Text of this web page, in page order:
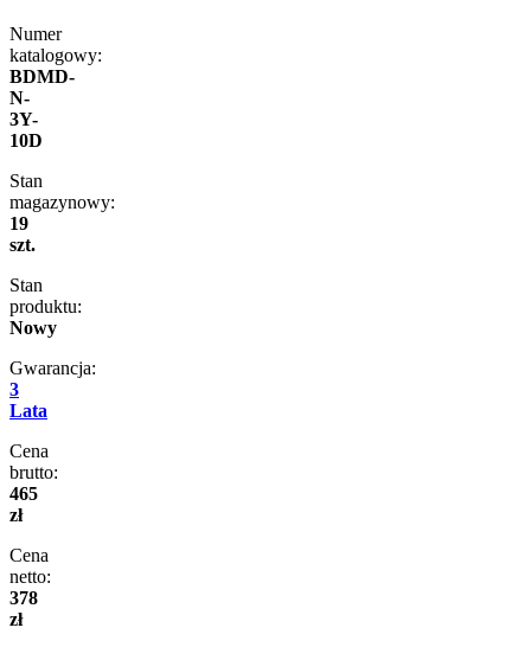
Numer
katalogowy:
BDMD-
N-
3Y-
10D
Stan
magazynowy:
19
szt.
Stan
produktu:
Nowy
Gwarancja:
3
Lata
Cena
brutto:
465
zł
Cena
netto:
378
zł